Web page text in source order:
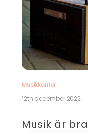
Musikkarriär
12th december 2022
Musik är